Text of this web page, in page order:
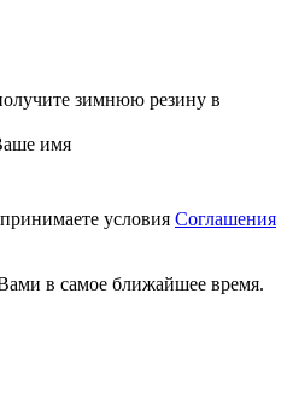
зимнюю резину в
имя
условия Соглашения
в самое ближайшее время.